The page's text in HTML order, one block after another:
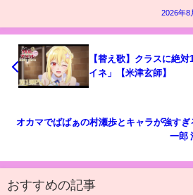
2026年8
【替え歌】クラスに絶
イネ」【米津玄師】
オカマでばばぁの村瀬歩とキャラが強すぎ
一郎
おすすめの記事